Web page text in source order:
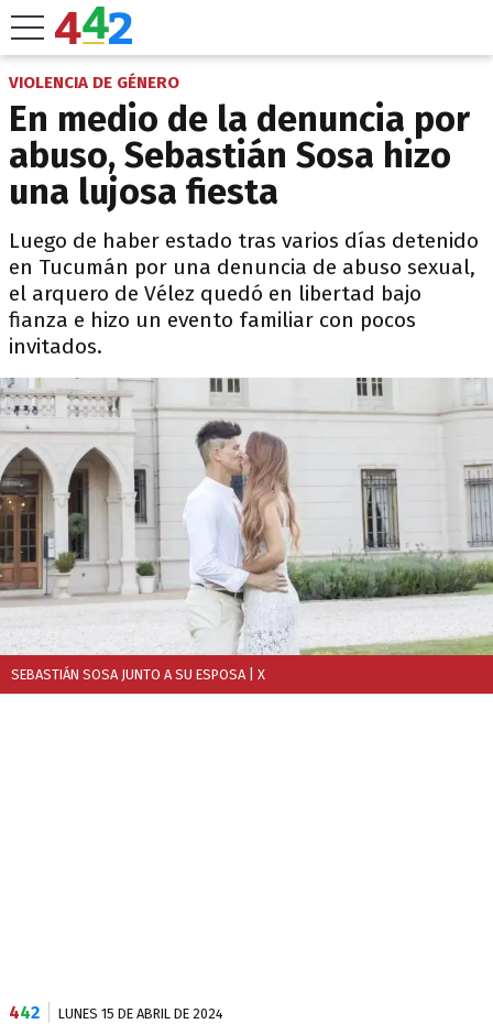
VIOLENCIA DE GÉNERO
En medio de la denuncia por
abuso, Sebastián Sosa hizo
una lujosa fiesta
Luego de haber estado tras varios días detenido
en Tucumán por una denuncia de abuso sexual,
el arquero de Vélez quedó en libertad bajo
fianza e hizo un evento familiar con pocos
invitados.
SEBASTIÁN SOSA JUNTO A SU ESPOSA | X
442 LUNES 15 DE ABRIL DE 2024